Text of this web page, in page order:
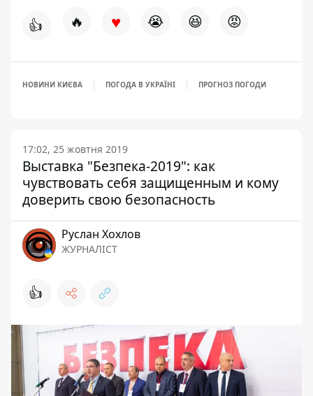
👍 🔥 ♥ 😭 😆 😡
НОВИНИ КИЄВА ПОГОДА В УКРАЇНІ ПРОГНОЗ ПОГОДИ
17:02, 25 жовтня 2019
Выставка "Безпека-2019": как
чувствовать себя защищенным и кому
доверить свою безопасность
Руслан Хохлов
ЖУРНАЛІСТ
👍